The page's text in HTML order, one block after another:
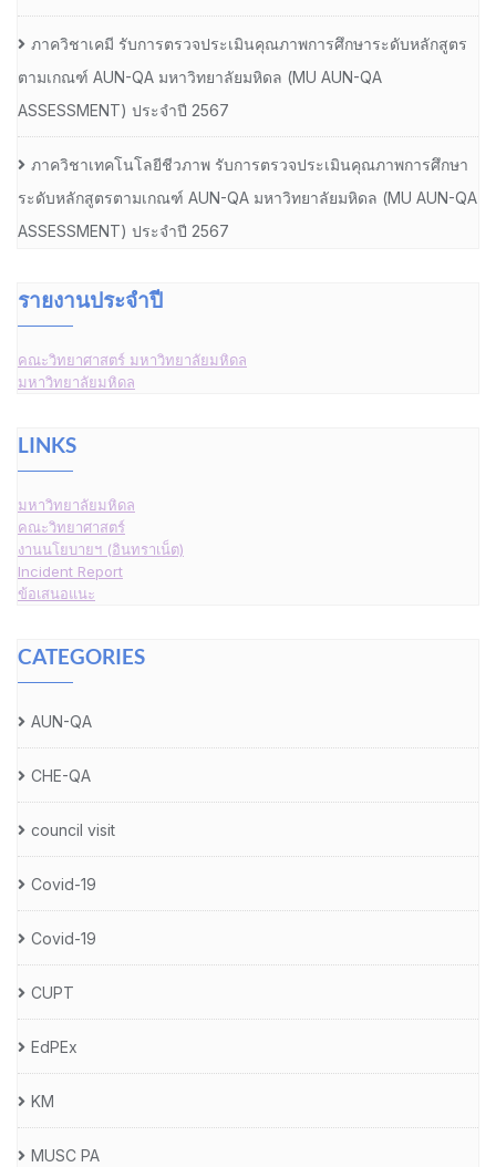
ภาควิชาเคมี รับการตรวจประเมินคุณภาพการศึกษาระดับหลักสูตร
ตามเกณฑ์ AUN-QA มหาวิทยาลัยมหิดล (MU AUN-QA
ASSESSMENT) ประจำปี 2567
ภาควิชาเทคโนโลยีชีวภาพ รับการตรวจประเมินคุณภาพการศึกษา
ระดับหลักสูตรตามเกณฑ์ AUN-QA มหาวิทยาลัยมหิดล (MU AUN-QA
ASSESSMENT) ประจำปี 2567
รายงานประจำปี
คณะวิทยาศาสตร์ มหาวิทยาลัยมหิดล
มหาวิทยาลัยมหิดล
LINKS
มหาวิทยาลัยมหิดล
คณะวิทยาศาสตร์
งานนโยบายฯ (อินทราเน็ต)
Incident Report
ข้อเสนอแนะ
CATEGORIES
AUN-QA
CHE-QA
council visit
Covid-19
Covid-19
CUPT
EdPEx
KM
MUSC PA